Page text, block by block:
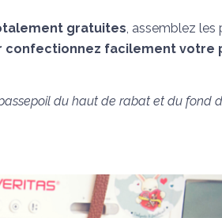
gratuites, assemblez les
confectionnez facilement votre
du haut de rabat et du fond